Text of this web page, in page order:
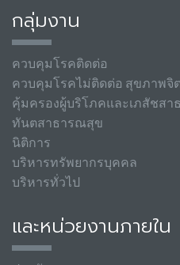
กลุ่มงาน
ควบคุมโรคติดต่อ
ควบคุมโรคไม่ติดต่อ สุขภาพจิ
คุ้มครองผู้บริโภคและเภสัชส
ทันตสาธารณสุข
นิติการ
บริหารทรัพยากรบุคคล
บริหารทั่วไป
และหน่วยงานภายใน